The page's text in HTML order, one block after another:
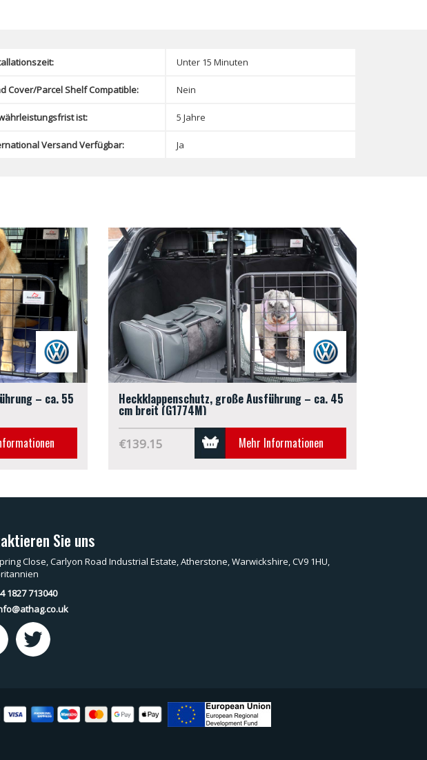
Unter 15 Minuten
Cover/Parcel Shelf Compatible: Nein
ist: 5 Jahre
Versand Verfügbar: Ja
– ca. 55 Heckklappenschutz, große Ausführung – ca. 45
cm breit (G1774M)
€139.15 Mehr Informationen
Sie uns
Close, Carlyon Road Industrial Estate, Atherstone, Warwickshire, CV9 1HU,
1827 713040